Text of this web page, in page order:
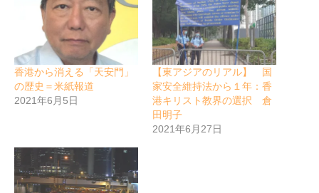
香港から消える「天安門」
の歴史＝米紙報道
2021年6月5日
【東アジアのリアル】 国
家安全維持法から１年：香
港キリスト教界の選択 倉
田明子
2021年6月27日